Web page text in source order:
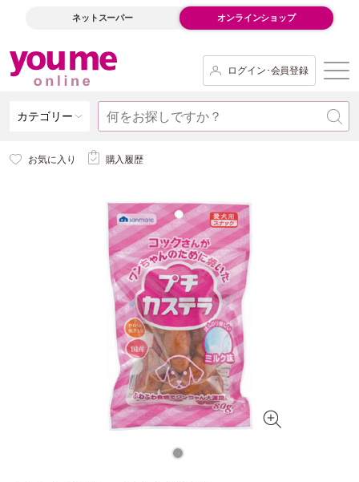
ネットスーパー オンラインショップ
ログイン･会員登録
カテゴリー
お気に入り 購入履歴